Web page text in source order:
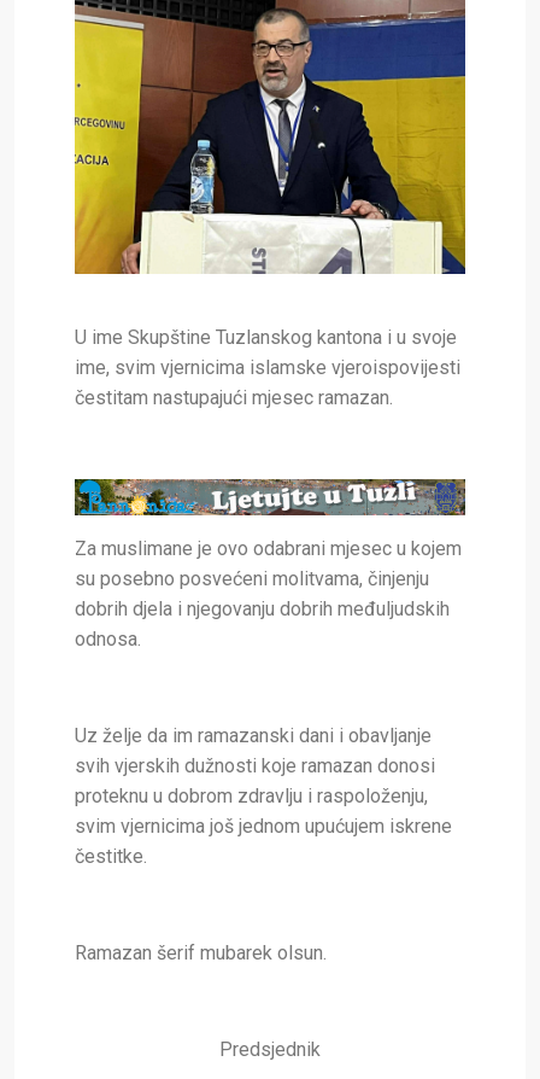
U ime Skupštine Tuzlanskog kantona i u svoje
ime, svim vjernicima islamske vjeroispovijesti
čestitam nastupajući mjesec ramazan.
Za muslimane je ovo odabrani mjesec u kojem
su posebno posvećeni molitvama, činjenju
dobrih djela i njegovanju dobrih međuljudskih
odnosa.
Uz želje da im ramazanski dani i obavljanje
svih vjerskih dužnosti koje ramazan donosi
proteknu u dobrom zdravlju i raspoloženju,
svim vjernicima još jednom upućujem iskrene
čestitke.
Ramazan šerif mubarek olsun.
Predsjednik